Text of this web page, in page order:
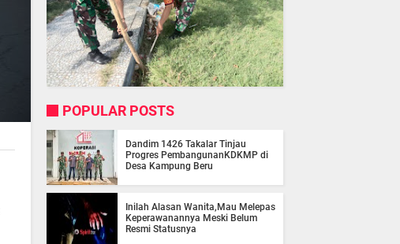
POPULAR POSTS
Dandim 1426 Takalar Tinjau
Progres PembangunanKDKMP di
Desa Kampung Beru
Inilah Alasan Wanita,Mau Melepas
Keperawanannya Meski Belum
Resmi Statusnya